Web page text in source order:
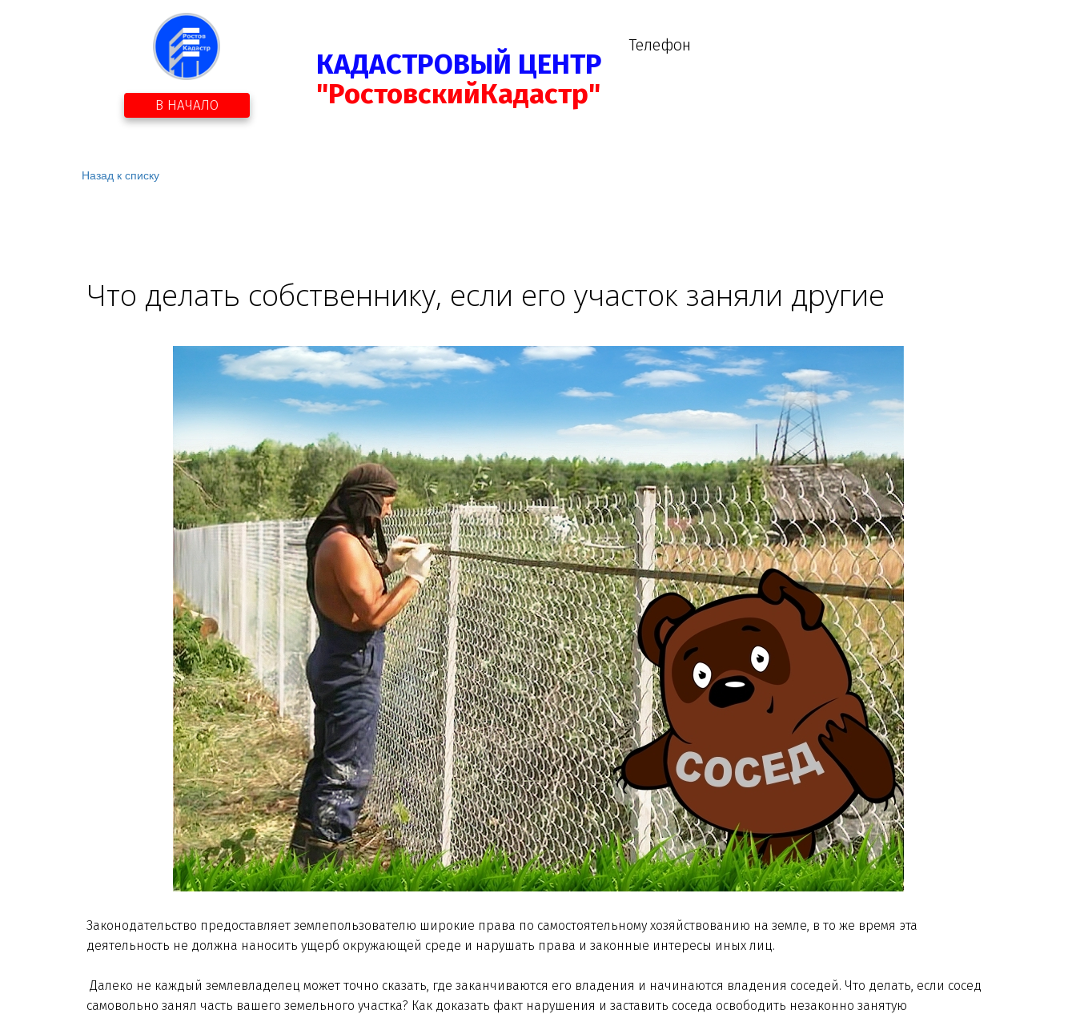
В НАЧАЛО
КАДАСТРОВЫЙ ЦЕНТР
"РостовскийКадастр"
Телефон
Назад к списку
Что делать собственнику, если его участок заняли другие
Законодательство предоставляет землепользователю широкие права по самостоятельному хозяйствованию на земле, в то же время эта
деятельность не должна наносить ущерб окружающей среде и нарушать права и законные интересы иных лиц.
Далеко не каждый землевладелец может точно сказать, где заканчиваются его владения и начинаются владения соседей. Что делать, если сосед
самовольно занял часть вашего земельного участка? Как доказать факт нарушения и заставить соседа освободить незаконно занятую